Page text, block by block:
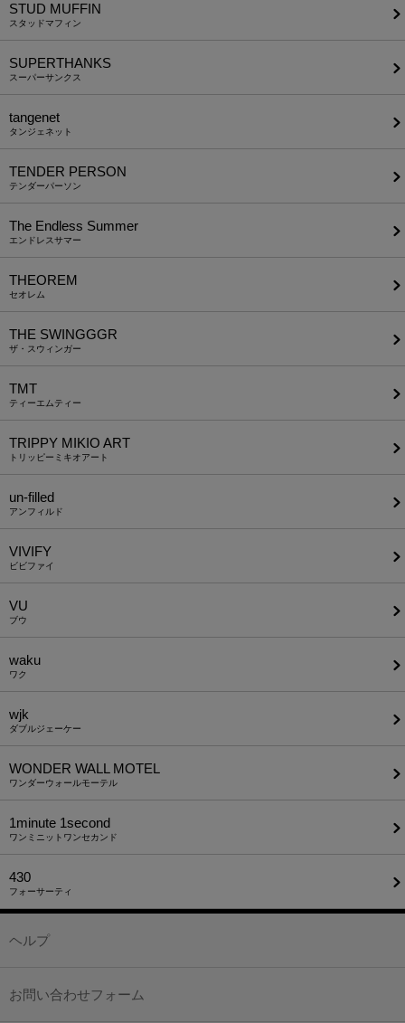
STUD MUFFIN
スタッドマフィン
SUPERTHANKS
スーパーサンクス
tangenet
タンジェネット
TENDER PERSON
テンダーパーソン
The Endless Summer
エンドレスサマー
THEOREM
セオレム
THE SWINGGGR
ザ・スウィンガー
TMT
ティーエムティー
TRIPPY MIKIO ART
トリッピーミキオアート
un-filled
アンフィルド
VIVIFY
ビビファイ
VU
ブウ
waku
ワク
wjk
ダブルジェーケー
WONDER WALL MOTEL
ワンダーウォールモーテル
1minute​ 1second
ワンミニットワンセカンド
430
フォーサーティ
ヘルプ
お問い合わせフォーム